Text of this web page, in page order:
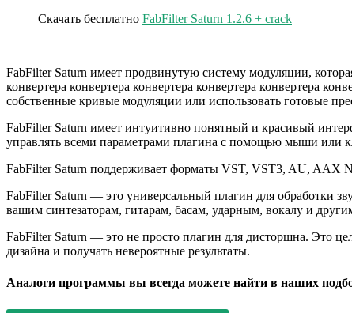
Скачать бесплатно FabFilter Saturn 1.2.6 + crack
FabFilter Saturn имеет продвинутую систему модуляции,
конвертера конвертера конвертера конвертера конвертера
собственные кривые модуляции или использовать готовые
FabFilter Saturn имеет интуитивно понятный и красивый
управлять всеми параметрами плагина с помощью мыши или
FabFilter Saturn поддерживает форматы VST, VST3, AU, AAX
FabFilter Saturn — это универсальный плагин для обработки
вашим синтезаторам, гитарам, басам, ударным, вокалу и
FabFilter Saturn — это не просто плагин для дисторшна. Это
дизайна и получать невероятные результаты.
Аналоги программы вы всегда можете найти в наших